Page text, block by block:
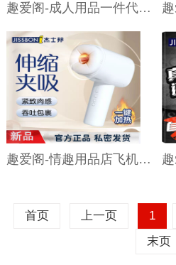
趣爱阁-成人用品一件代发飞机杯：欧亚思Mr.B B6星耀旋吸杯飞机杯
趣爱阁-情趣用品店飞机杯：杰士邦S1电动伸缩震动飞机杯飞机杯
首页 上一页 1
末页